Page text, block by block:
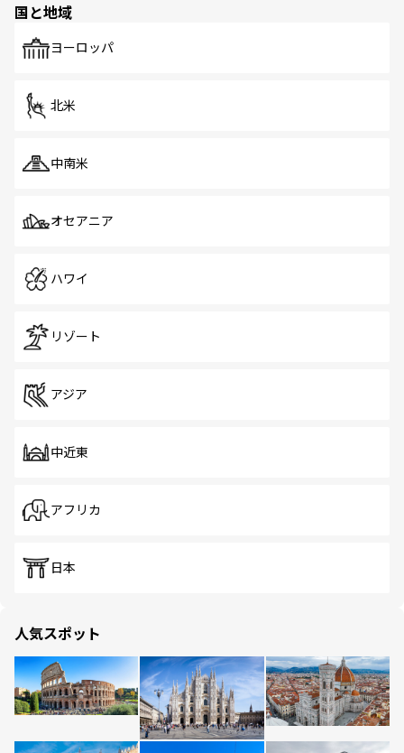
で、ホーカーズは地元の風情を楽しめる外せないスポット
国と地域
ヨーロッパ
北米
中南米
オセアニア
ハワイ
リゾート
アジア
中近東
アフリカ
日本
人気スポット